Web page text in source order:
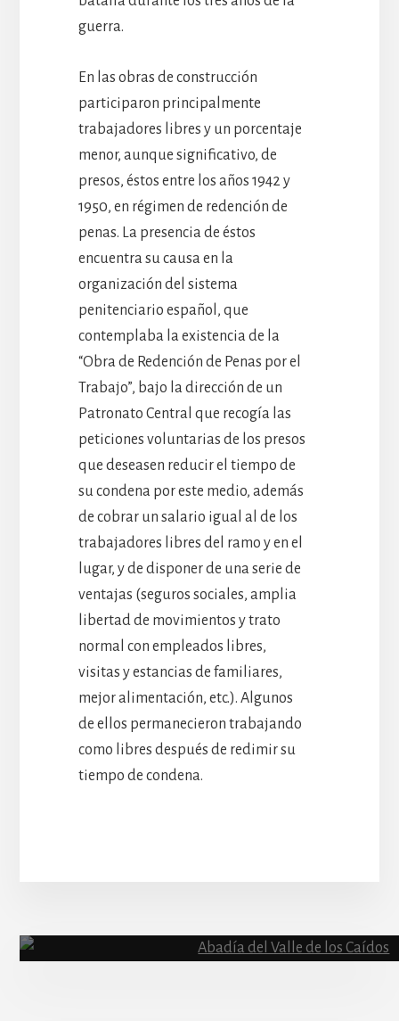
guerra.
En las obras de construcción
participaron principalmente
trabajadores libres y un porcentaje
menor, aunque significativo, de
presos, éstos entre los años 1942 y
1950, en régimen de redención de
penas. La presencia de éstos
encuentra su causa en la
organización del sistema
penitenciario español, que
contemplaba la existencia de la
“Obra de Redención de Penas por el
Trabajo”, bajo la dirección de un
Patronato Central que recogía las
peticiones voluntarias de los presos
que deseasen reducir el tiempo de
su condena por este medio, además
de cobrar un salario igual al de los
trabajadores libres del ramo y en el
lugar, y de disponer de una serie de
ventajas (seguros sociales, amplia
libertad de movimientos y trato
normal con empleados libres,
visitas y estancias de familiares,
mejor alimentación, etc.). Algunos
de ellos permanecieron trabajando
como libres después de redimir su
tiempo de condena.
Content